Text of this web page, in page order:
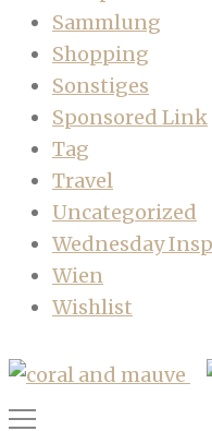
Sammlung
Shopping
Sonstiges
Sponsored Link
Tag
Travel
Uncategorized
Wednesday
Wien
Wishlist